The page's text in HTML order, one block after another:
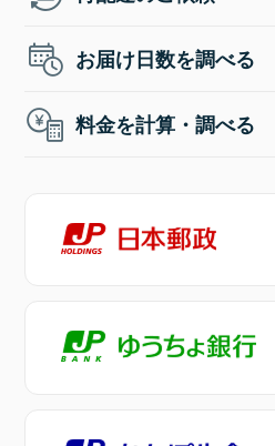
お届け日数を調べる
料金を計算・調べる